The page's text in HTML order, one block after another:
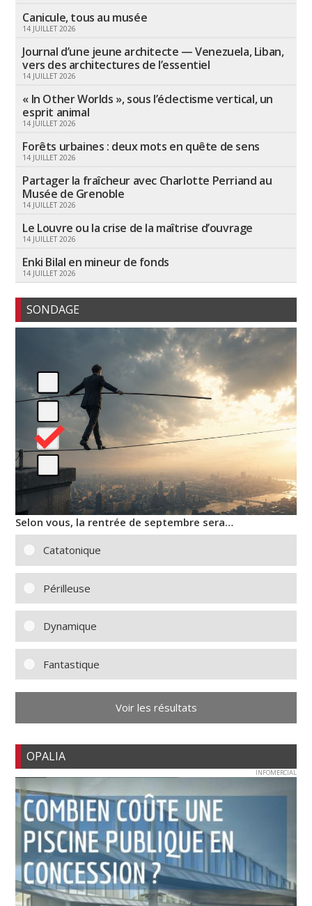
Canicule, tous au musée
14 JUILLET 2026
Journal d’une jeune architecte — Venezuela, Liban,
vers des architectures de l’essentiel
14 JUILLET 2026
« In Other Worlds », sous l’éclectisme vertical, un
esprit animal
14 JUILLET 2026
Forêts urbaines : deux mots en quête de sens
14 JUILLET 2026
Partager la fraîcheur avec Charlotte Perriand au
Musée de Grenoble
14 JUILLET 2026
Le Louvre ou la crise de la maîtrise d’ouvrage
14 JUILLET 2026
Enki Bilal en mineur de fonds
14 JUILLET 2026
SONDAGE
Selon vous, la rentrée de septembre sera…
Catatonique
Périlleuse
Dynamique
Fantastique
Voir les résultats
OPALIA
INFOMERCIAL